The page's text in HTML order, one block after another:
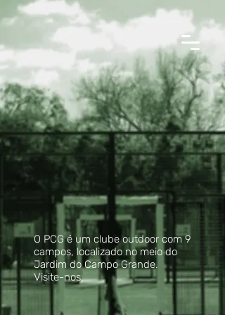
O PCG é um clube outdoor com 9
campos, localizado no meio do
Jardim do Campo Grande.
Visite-nos.